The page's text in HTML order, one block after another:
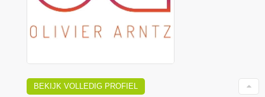
BEKIJK VOLLEDIG PROFIEL